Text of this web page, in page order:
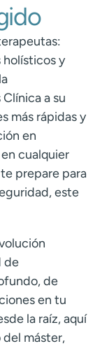
holísticos y
a su
más rápidas y
en
cualquier
prepare para
este
de
de
en tu
la raíz, aquí
del máster,